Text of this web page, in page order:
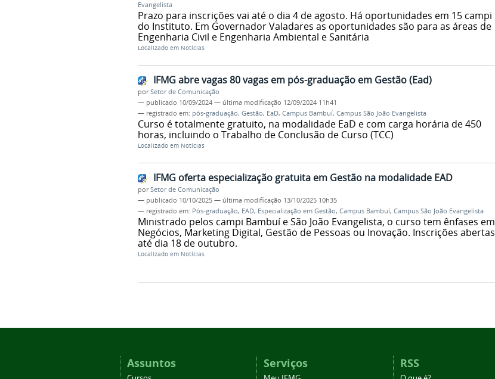
Evangelista
Prazo para inscrições vai até o dia 4 de agosto. Há oportunidades em 15 campi
do Instituto. Em Governador Valadares as oportunidades são para as áreas de
Engenharia Civil e Engenharia Ambiental e Sanitária
Localizado em Notícias
IFMG abre vagas 80 vagas em pós-graduação em Gestão (Ead)
porSetor de Comunicação
— publicado 10/09/2024 — última modificação 12/09/2024 11h41
— registrado em: pós-graduação, Gestão, EaD, Campus Bambuí, Campus São João Evangelista
Curso é totalmente gratuito, na modalidade EaD e com carga horária de 450
horas, incluindo o Trabalho de Conclusão de Curso (TCC)
Localizado em Notícias
IFMG oferta especialização gratuita em Gestão na modalidade EAD
porSetor de Comunicação
— publicado 10/10/2025 — última modificação 13/10/2025 10h35
— registrado em: Pós-graduação, EAD, Especialização em Gestão, Campus Bambuí, Campus São João Evangelista
Ministrado pelos campi Bambuí e São João Evangelista, o curso tem ênfases em
Negócios, Marketing Digital, Gestão de Pessoas ou Inovação. Inscrições abertas
até dia 18 de outubro.
Localizado em Notícias
Assuntos Serviços RSS